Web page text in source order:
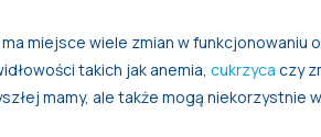
miejsce wiele zmian w funkcjonowaniu
takich jak anemia, cukrzyca czy
mamy, ale także mogą niekorzystnie